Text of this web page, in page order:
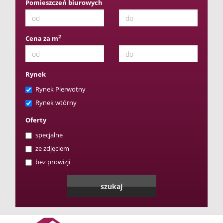
Pomieszczeń biurowych
Cena za m2
Rynek
Rynek Pierwotny
Rynek wtórny
Oferty
specjalne
ze zdjęciem
bez prowizji